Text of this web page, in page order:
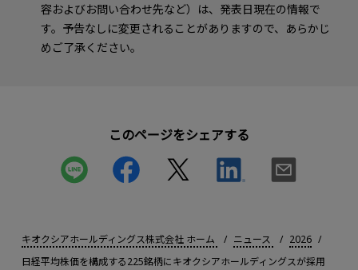
容およびお問い合わせ先など）は、発表日現在の情報で
す。予告なしに変更されることがありますので、あらかじ
めご了承ください。
このページをシェアする
キオクシアホールディングス株式会社 ホーム ニュース
2026
日経平均株価を構成する225銘柄にキオクシアホールディングスが採用